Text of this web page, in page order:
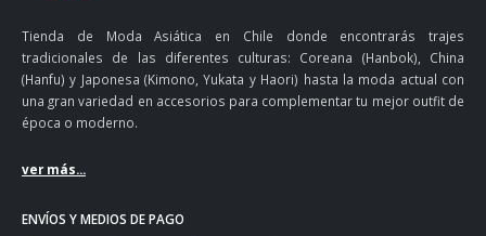
Tienda de Moda Asiática en Chile donde encontrarás trajes
tradicionales de las diferentes culturas: Coreana (Hanbok), China
(Hanfu) y Japonesa (Kimono, Yukata y Haori) hasta la moda actual con
una gran variedad en accesorios para complementar tu mejor outfit de
época o moderno.
ver más...
ENVÍOS Y MEDIOS DE PAGO